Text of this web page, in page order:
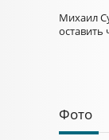
Михаил
оставить
Фото